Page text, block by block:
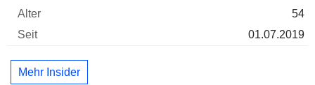
54
01.07.2019
Mehr Insider